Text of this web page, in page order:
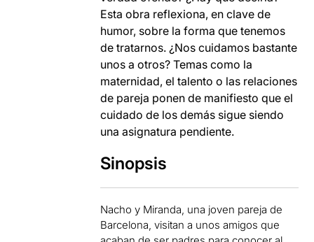
Esta obra reflexiona, en clave de
humor, sobre la forma que tenemos
de tratarnos. ¿Nos cuidamos bastante
unos a otros? Temas como la
maternidad, el talento o las relaciones
de pareja ponen de manifiesto que el
cuidado de los demás sigue siendo
una asignatura pendiente.
Sinopsis
Nacho y Miranda, una joven pareja de
Barcelona, visitan a unos amigos que